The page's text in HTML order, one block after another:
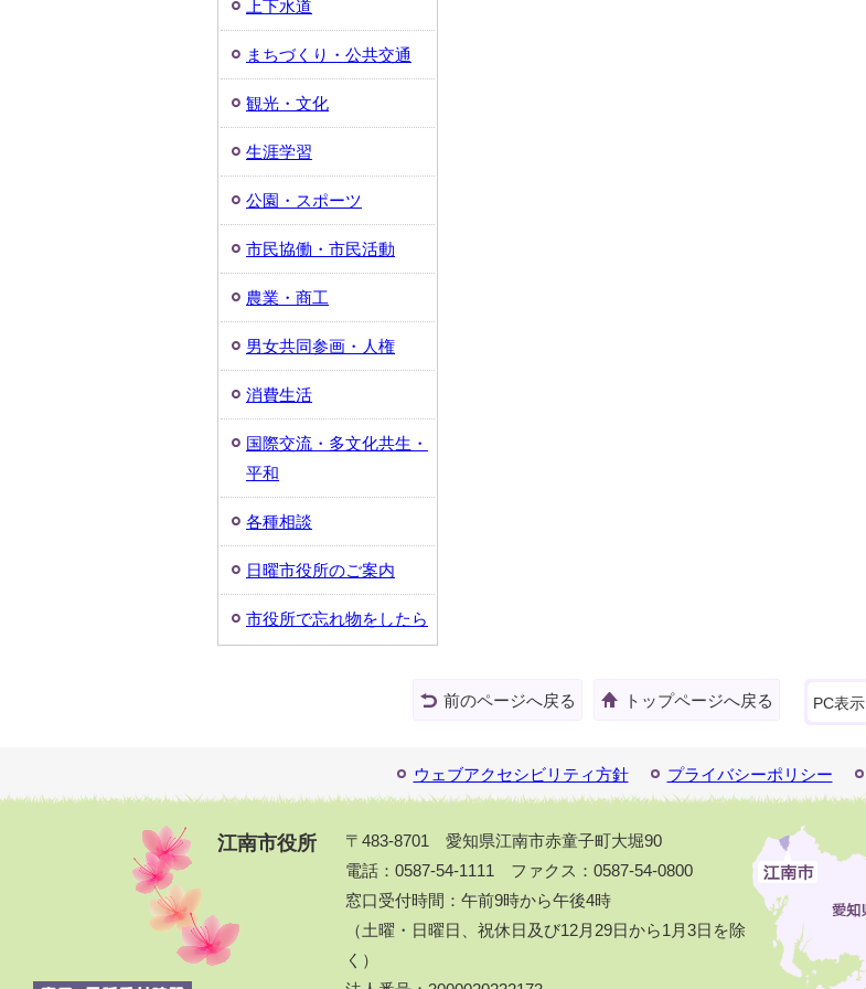
上下水道
まちづくり・公共交通
観光・文化
生涯学習
公園・スポーツ
市民協働・市民活動
農業・商工
男女共同参画・人権
消費生活
国際交流・多文化共生・
平和
各種相談
日曜市役所のご案内
市役所で忘れ物をしたら
前のページへ戻る トップページへ戻る PC表示
ウェブアクセシビリティ方針 プライバシーポリシー
江南市役所
〒483-8701 愛知県江南市赤童子町大堀90
電話：0587-54-1111 ファクス：0587-54-0800
窓口受付時間：午前9時から午後4時
（土曜・日曜日、祝休日及び12月29日から1月3日を除
く）